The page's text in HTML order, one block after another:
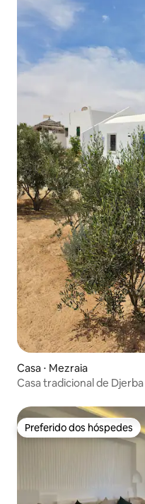
Casa ⋅ Mezraia
Casa tradicional de
Preferido dos hóspedes
Preferido dos hóspedes